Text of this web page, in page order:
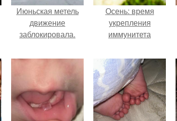
Июньская метель
движение
заблокировала.
Осень: время
укрепления
иммунитета